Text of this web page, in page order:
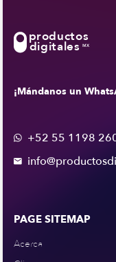
productos
digitales MX
¡Mándanos un
 +52 55 1198

PAGE SITEMAP
Acerca